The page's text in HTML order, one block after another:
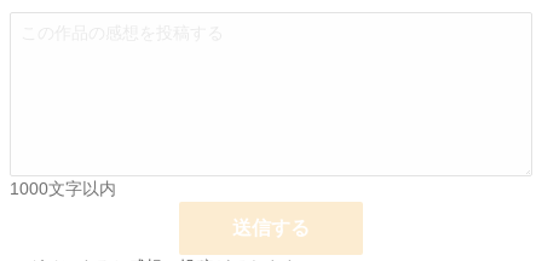
24h.ポイント 7 pt
週間ポイント 7 pt (78,785 位)
1000文字以内
送信する